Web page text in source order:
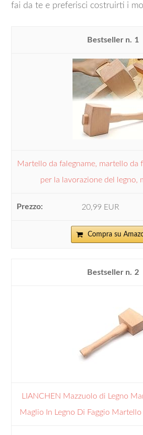
fai da te e preferisci costruirti i
1
Martello da falegname, martello da
per la lavorazione del legno,
20,99 EUR
Compra su
2
LIANCHEN Mazzuolo di Legno
Maglio In Legno Di Faggio Martello